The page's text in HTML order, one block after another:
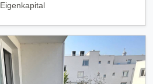
Eigenkapital